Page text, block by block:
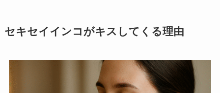
セキセイインコがキスしてくる理由